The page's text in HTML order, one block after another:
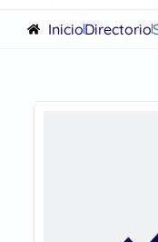
InicioDirectorio